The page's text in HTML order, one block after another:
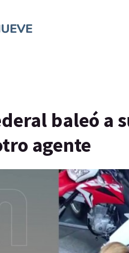
baleó a
agente